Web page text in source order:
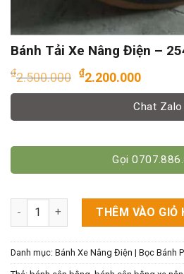
Bánh Tải Xe Nâng Điện –
₫2.500.000 Giá
gốc
₫2.500.000.
₫2.200.000Giá
hiện
tại
là:
Chat Zalo
Gọi
Bánh Tải Xe Nâng Điện - 254x114
THÊM VÀO GIỎ
Danh mục: Bánh Xe Nâng Điện | Bọc Bánh